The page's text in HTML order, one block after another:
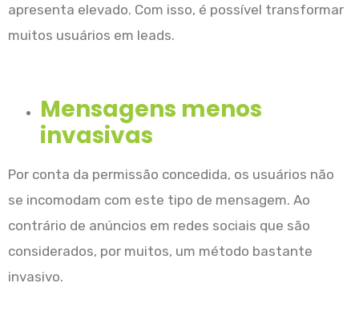
apresenta elevado. Com isso, é possível transformar
muitos usuários em leads.
Mensagens menos
invasivas
Por conta da permissão concedida, os usuários não
se incomodam com este tipo de mensagem. Ao
contrário de anúncios em redes sociais que são
considerados, por muitos, um método bastante
invasivo.